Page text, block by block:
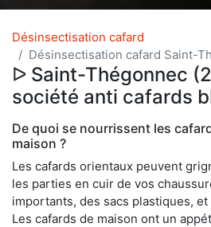
Désinsectisation cafard
Désinsectisation cafard Saint-
ᐅ Saint-Thégonnec
société anti cafards
De quoi se nourrissent les
maison ?
Les cafards orientaux peuvent
les parties en cuir de vos
importants, des sacs plastiques,
Les cafards de maison ont un